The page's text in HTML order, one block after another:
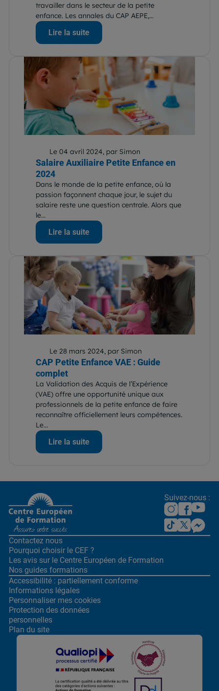
travailler dans le secteur de la petite
enfance. Les annales du CAP AEPE,...
Lire la suite
Le 04 avril 2024, par Simon
Salaire Auxiliaire Petite Enfance en
2024
Dans le monde de la petite enfance, où la
passion façonnent chaque jour, le sujet du
salaire reste une question centrale. Alors que
le...
Lire la suite
Le 28 mars 2024, par Simon
CAP Petite Enfance VAE : Guide
complet
La Validation des Acquis de l’Expérience
(VAE) offre une opportunité unique aux
professionnels de la petite enfance de faire
reconnaître officiellement leurs compétences.
Le...
Lire la suite
Suivez-nous :
Contactez nous
Pourquoi choisir le CEF ?
Les avis sur le Centre Européen de Formation
Nos guides formations
Accessibilité : partiellement conforme
Informations légales
Personnaliser mes cookies
Protection des données
personnelles
Plan du site